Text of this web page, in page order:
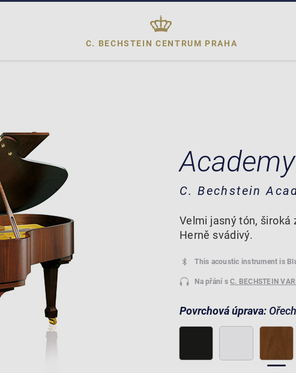
C. BECHSTEIN CENTRUM PRAHA
C. Bechstein
Velmi jasný tón, široká
Herně svádivý.
This acoustic instrument is
Na přání sC. BECHSTEIN
Povrchová úprava: Ořech